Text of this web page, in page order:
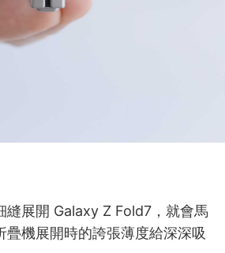
縫展開 Galaxy Z Fold7，就會馬
疊機展開時的誇張薄度給深深吸